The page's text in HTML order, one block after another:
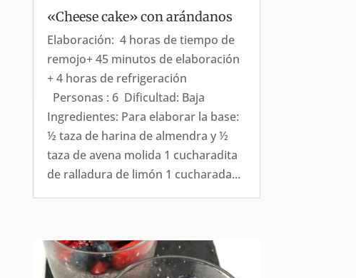
«Cheese cake» con arándanos
Elaboración: 4 horas de tiempo de
remojo+ 45 minutos de elaboración
+ 4 horas de refrigeración
Personas : 6 Dificultad: Baja
Ingredientes: Para elaborar la base:
½ taza de harina de almendra y ½
taza de avena molida 1 cucharadita
de ralladura de limón 1 cucharada...